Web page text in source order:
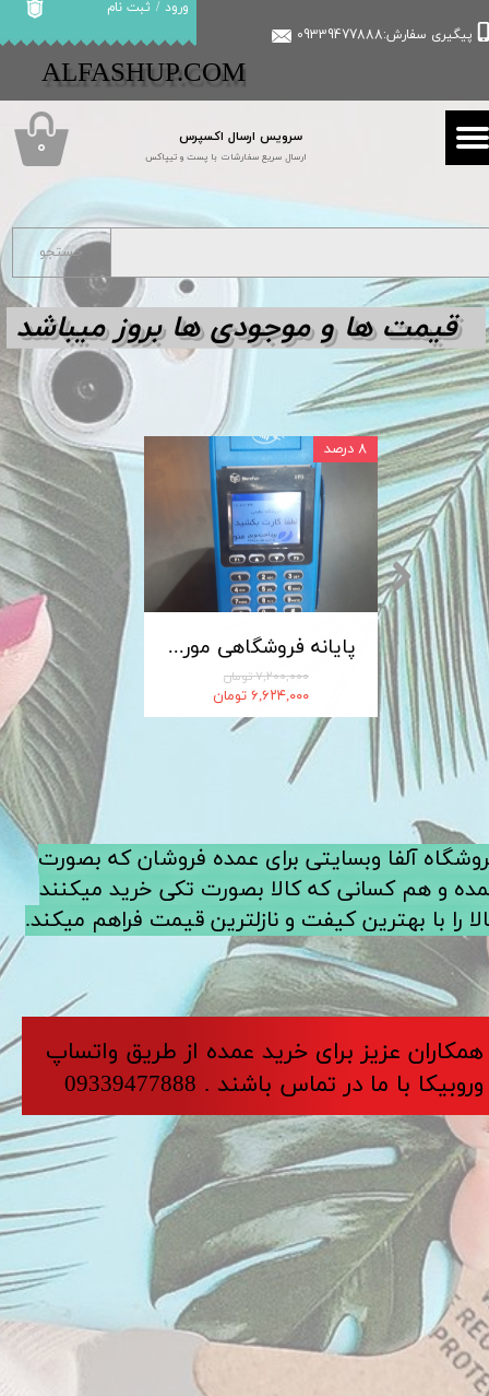
سرویس ارسال اکسپرس
ارسال سریع سفارشات با پست و تیپاکس
پیگیری سفارش:09339477888
ورود / ثبت نام
حساب کاربری من
تغییر گذر واژه
سفارشات
​​ALFASHUP.COM
۰
پایانه فروشگاهی مورفان MoreFun مدل H9
۷,۲۰۰,۰۰۰ تومان
۶,۶۲۴,۰۰۰ تومان
۸ درصد
کابل شارژ MICRO-USB اندروید LDNIO الدینیو مدل XS-07 متراژ 1 متر
جستجو
آلفا وبسایتی برای عمده فروشان که بصورت
و هم کسانی که کالا بصورت تکی خرید میکنند
را با بهترین کیفت و نازلترین قیمت فراهم میکند.
​​​همکاران عزیز برای خرید عمده از طریق واتساپ
وروبیکا با ما در تماس باشند . 09339477888
قیمت ها و موجودی ها بروز میباشد